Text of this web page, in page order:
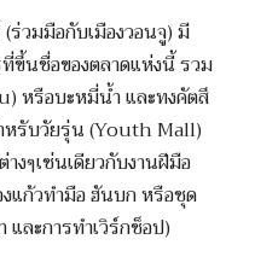
วมมือกับเมืองวอนจู) มี
ขึ้นชื่อของตลาดแห่งนี้ รวม
หรือบะหมี่น้ำ และทงคัตสึ
หรับวัยรุ่น (Youth Mall)
งๆเช่นเดียวกับงานฝีมือ
แก้วทำมือ ฮันบก หรือชุด
และการทำเวิร์กช็อป)